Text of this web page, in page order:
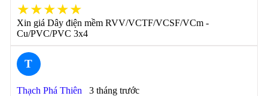
★★★★★
Xin giá Dây điện mềm RVV/VCTF/VCSF/VCm -
Cu/PVC/PVC 3x4
T
Thạch Phá Thiên 3 tháng trước